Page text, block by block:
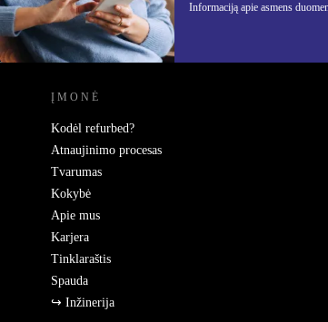
Informaciją apie asmens
REFURBED LIETUVA - RETHINK NEW.
ĮMONĖ
Kodėl refurbed?
Atnaujinimo procesas
Tvarumas
Kokybė
Apie mus
Karjera
Tinklaraštis
Spauda
↪ Inžinerija